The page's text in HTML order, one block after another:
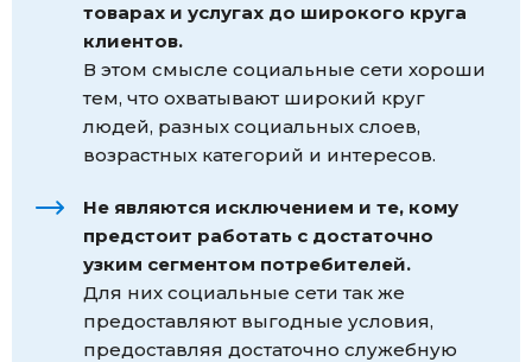
товарах и услугах до широкого круга
клиентов.
В этом смысле социальные сети хороши
тем, что охватывают широкий круг
людей, разных социальных слоев,
возрастных категорий и интересов.
Не являются исключением и те, кому
предстоит работать с достаточно
узким сегментом потребителей.
Для них социальные сети так же
предоставляют выгодные условия,
предоставляя достаточно служебную